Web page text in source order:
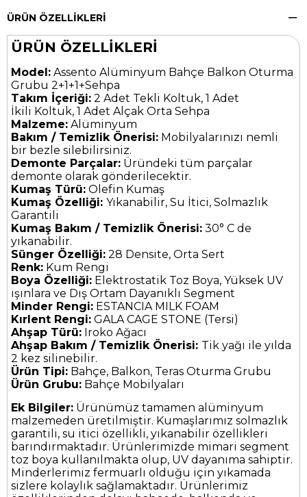
ÜRÜN ÖZELLIKLERI
ÜRÜN ÖZELLİKLERİ
Model: Assento Alüminyum Bahçe Balkon Oturma
Grubu 2+1+1+Sehpa
Takım İçeriği: 2 Adet Tekli Koltuk, 1 Adet
İkili Koltuk, 1 Adet Alçak Orta Sehpa
Malzeme: Alüminyum
Bakım / Temizlik Önerisi: Mobilyalarınızı nemli
bir bezle silebilirsiniz.
Demonte Parçalar: Üründeki tüm parçalar
demonte olarak gönderilecektir.
Kumaş Türü: Olefin Kumaş
Kumaş Özelliği: Yıkanabilir, Su İtici, Solmazlık
Garantili
Kumaş Bakım / Temizlik Önerisi: 30° C de
yıkanabilir.
Sünger Özelliği: 28 Densite, Orta Sert
Renk: Kum Rengi
Boya Özelliği: Elektrostatik Toz Boya, Yüksek UV
ışınlara ve Dış Ortam Dayanıklı Segment
Minder Rengi: ESTANCIA MILK FOAM
Kırlent Rengi: GALA CAGE STONE (Tersi)
Ahşap Türü: Iroko Ağacı
Ahşap Bakım / Temizlik Önerisi: Tik yağı ile yılda
2 kez silinebilir.
Ürün Tipi: Bahçe, Balkon, Teras Oturma Grubu
Ürün Grubu: Bahçe Mobilyaları
Ek Bilgiler: Ürünümüz tamamen alüminyum
malzemeden üretilmiştir. Kumaşlarımız solmazlık
garantili, su itici özellikli, yıkanabilir özellikleri
barındırmaktadır. Ürünlerimizde mimari segment
toz boya kullanılmakta olup, UV dayanıma sahiptir.
Minderlerimiz fermuarlı olduğu için yıkamada
sizlere kolaylık sağlamaktadır. Ürünlerimiz